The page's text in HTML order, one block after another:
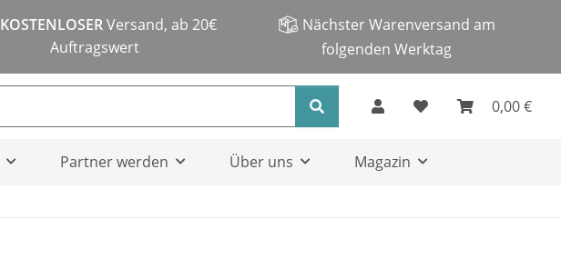
KOSTENLOSERVersand, ab 20€
Auftragswert
Nächster Warenversand am
folgenden Werktag
0,00 €
Partner werden Über uns Magazin